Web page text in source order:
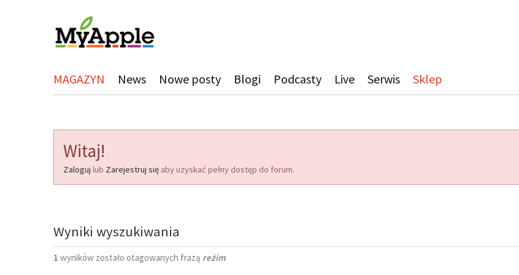
MAGAZYN News Nowe posty Blogi Podcasty Live Serwis Sklep
Witaj!
Zaloguj lub Zarejestruj się aby uzyskać pełny dostęp do forum.
Wyniki wyszukiwania
1 wyników zostało otagowanych frazą reżim